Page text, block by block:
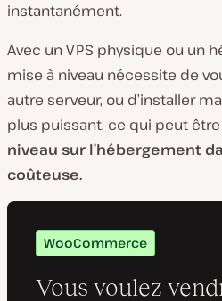
instantanément.
Avec un VPS physique ou un
mise à niveau nécessite de
autre serveur, ou d’installer
plus puissant, ce qui peut
niveau sur l’hébergement
coûteuse.